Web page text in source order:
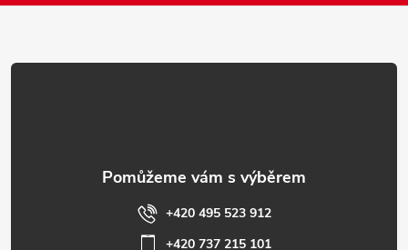
a
t
+420 495 523 912
+420 737 215 101